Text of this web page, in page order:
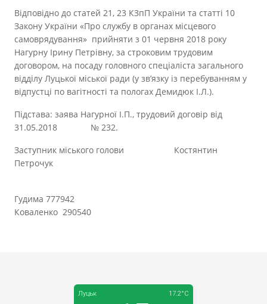
Відповідно до статей 21, 23 КЗпП України та статті 10
Закону України «Про службу в органах місцевого
самоврядування» прийняти з 01 червня 2018 року
Нагурну Ірину Петрівну, за строковим трудовим
договором, на посаду головного спеціаліста загального
відділу Луцької міської ради (у зв’язку із перебуванням у
відпустці по вагітності та пологах Демидюк І.Л.).
Підстава: заява Нагурної І.П., трудовий договір від
31.05.2018 № 232.
Заступник міського голови Костянтин
Петрочук
Гудима 777942
Коваленко 290540